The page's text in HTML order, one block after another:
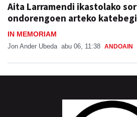
Aita Larramendi ikastolako
ondorengoen arteko
IN MEMORIAM
Jon Ander Ubeda abu 06, 11:38 ANDOAIN